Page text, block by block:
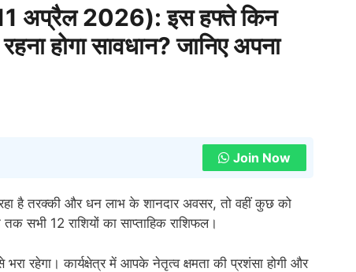
अप्रैल 2026): इस हफ्ते किन
होगा सावधान? जानिए अपना
Join Now
है तरक्की और धन लाभ के शानदार अवसर, तो वहीं कुछ को
सभी 12 राशियों का साप्ताहिक राशिफल।
रहेगा। कार्यक्षेत्र में आपके नेतृत्व क्षमता की प्रशंसा होगी और